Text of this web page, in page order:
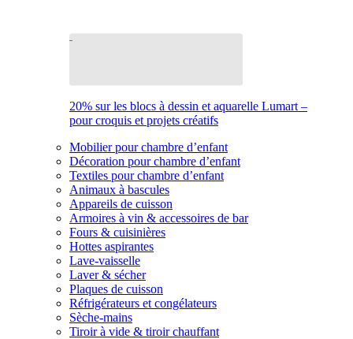
20% sur les blocs à dessin et aquarelle Lumart –
pour croquis et projets créatifs
Mobilier pour chambre d’enfant
Décoration pour chambre d’enfant
Textiles pour chambre d’enfant
Animaux à bascules
Appareils de cuisson
Armoires à vin & accessoires de bar
Fours & cuisinières
Hottes aspirantes
Lave-vaisselle
Laver & sécher
Plaques de cuisson
Réfrigérateurs et congélateurs
Sèche-mains
Tiroir à vide & tiroir chauffant